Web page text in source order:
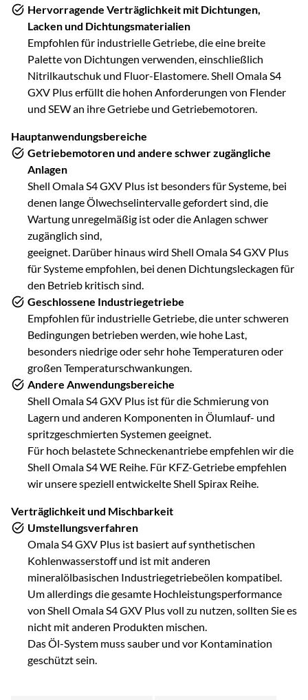
Hervorragende Verträglichkeit mit Dichtungen,
Lacken und Dichtungsmaterialien
Empfohlen für industrielle Getriebe, die eine breite
Palette von Dichtungen verwenden, einschließlich
Nitrilkautschuk und Fluor-Elastomere. Shell Omala S4
GXV Plus erfüllt die hohen Anforderungen von Flender
und SEW an ihre Getriebe und Getriebemotoren.
Hauptanwendungsbereiche
Getriebemotoren und andere schwer zugängliche
Anlagen
Shell Omala S4 GXV Plus ist besonders für Systeme, bei
denen lange Ölwechselintervalle gefordert sind, die
Wartung unregelmäßig ist oder die Anlagen schwer
zugänglich sind,
geeignet. Darüber hinaus wird Shell Omala S4 GXV Plus
für Systeme empfohlen, bei denen Dichtungsleckagen für
den Betrieb kritisch sind.
Geschlossene Industriegetriebe
Empfohlen für industrielle Getriebe, die unter schweren
Bedingungen betrieben werden, wie hohe Last,
besonders niedrige oder sehr hohe Temperaturen oder
großen Temperaturschwankungen.
Andere Anwendungsbereiche
Shell Omala S4 GXV Plus ist für die Schmierung von
Lagern und anderen Komponenten in Ölumlauf- und
spritzgeschmierten Systemen geeignet.
Für hoch belastete Schneckenantriebe empfehlen wir die
Shell Omala S4 WE Reihe. Für KFZ-Getriebe empfehlen
wir unsere speziell entwickelte Shell Spirax Reihe.
Verträglichkeit und Mischbarkeit
Umstellungsverfahren
Omala S4 GXV Plus ist basiert auf synthetischen
Kohlenwasserstoff und ist mit anderen
mineralölbasischen Industriegetriebeölen kompatibel.
Um allerdings die gesamte Hochleistungsperformance
von Shell Omala S4 GXV Plus voll zu nutzen, sollten Sie es
nicht mit anderen Produkten mischen.
Das Öl-System muss sauber und vor Kontamination
geschützt sein.